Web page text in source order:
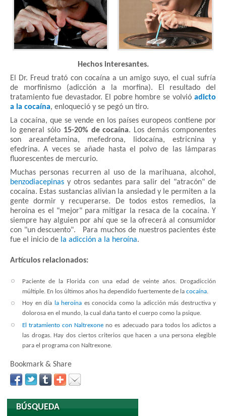
Hechos interesantes.
El Dr. Freud trató con cocaína a un amigo suyo, el cual sufría
de morfinismo (adicción a la morfina). El resultado del
tratamiento fue devastador. El pobre hombre se volvió adicto
a la cocaína, enloqueció y se pegó un tiro.
La cocaína, que se vende en los países europeos contiene por
lo general sólo 15-20% de cocaína. Los demás componentes
son areanfetamina, mefedrona, lidocaína, estricnina y
efedrina. A veces se añade hasta el polvo de las lámparas
fluorescentes de mercurio.
Muchas personas recurren al uso de la marihuana, alcohol,
benzodiacepinas y otros sedantes para salir del "atracón" de
cocaína. Estas sustancias alivian la ansiedad y le permiten a la
gente dormir y recuperarse. De todos estos remedios, la
heroína es el "mejor" para mitigar la resaca de la cocaína. Y
siempre hay alguien por ahí que se la ofrecerá al consumidor
con "un descuento". Para muchos de nuestros pacientes éste
fue el inicio de la adicción a la heroína.
Artículos relacionados:
Paciente de la Florida con una edad de veinte años. Drogadicción
múltiple. En los últimos años ha dependido fuertemente de la cocaína.
Hoy en día
la heroína es conocida como la adicción más destructiva y
dolorosa en el mundo, la cual daña tanto el cuerpo como la psique.
El tratamiento con Naltrexone no es adecuado para todos los adictos a
las drogas. Hay dos ciertos criterios que hacen a una persona elegible
para el programa con Naltrexone.
Bookmark & Share
BÚSQUEDA